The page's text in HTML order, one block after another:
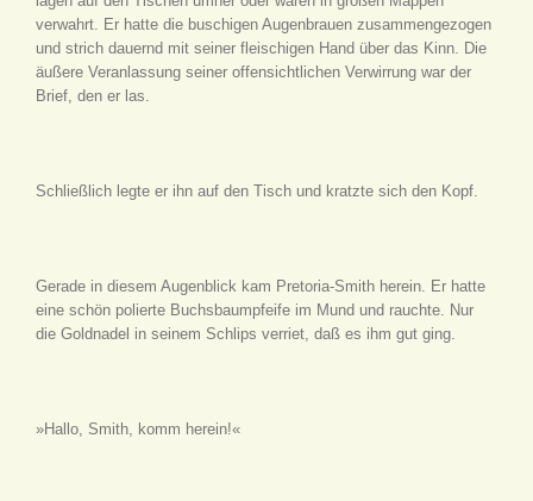
verwahrt. Er hatte die buschigen Augenbrauen zusammengezogen
und strich dauernd mit seiner fleischigen Hand über das Kinn. Die
äußere Veranlassung seiner offensichtlichen Verwirrung war der
Brief, den er las.
Schließlich legte er ihn auf den Tisch und kratzte sich den Kopf.
Gerade in diesem Augenblick kam Pretoria-Smith herein. Er hatte
eine schön polierte Buchsbaumpfeife im Mund und rauchte. Nur
die Goldnadel in seinem Schlips verriet, daß es ihm gut ging.
»Hallo, Smith, komm herein!«